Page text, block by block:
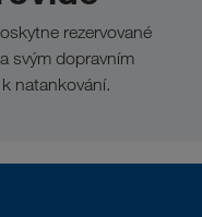
rezervované
svým dopravním
natankování.